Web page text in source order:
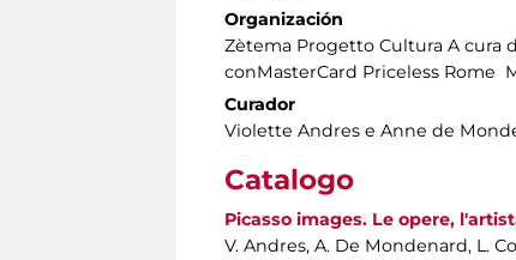
Organización
Zètema Progetto Cultura A cura
conMasterCard Priceless Rome
Curador
Violette Andres e Anne de
Catalogo
Picasso images. Le opere,
V. Andres, A. De Mondenard, L.